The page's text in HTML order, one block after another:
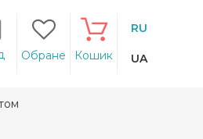
Обране Кошик
RU
UA